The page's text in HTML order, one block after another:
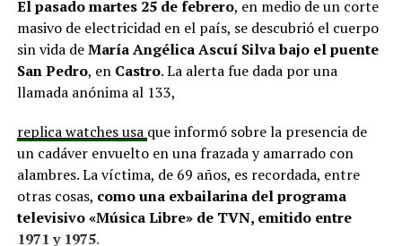
que hasta la fecha no han recibido respuesta clara sobre
si se entregarán los recursos.“Preocupa esta situación,
estos son proyectos que vienen trabajándose desde
hace tiempo y que hoy están en riesgo por la falta de
En la comuna deCuraco de Vélez, la alcaldesa Javiera
Yáñezindicó que históricamente la Subdere ha apoyado
a los municipios en diversos proyectos y que confía en
que durante el año se asignen nuevos recursos, aunque
reconoció una disminución evidente en comparación
El pasado martes 25 de febrero, en medio de un corte
masivo de electricidad en el país, se descubrió el cuerpo
sin vida deMaría Angélica Ascuí Silvabajo el puente
San Pedro, en Castro. La alerta fue dada por una
llamada anónima al 133,
replica watches usa que informó sobre la presencia de
un cadáver envuelto en una frazada y amarrado con
alambres. La víctima, de 69 años, es recordada, entre
otras cosas, como una exbailarina del programa
televisivo «Música Libre» de TVN, emitido entre
1971 y 1975.